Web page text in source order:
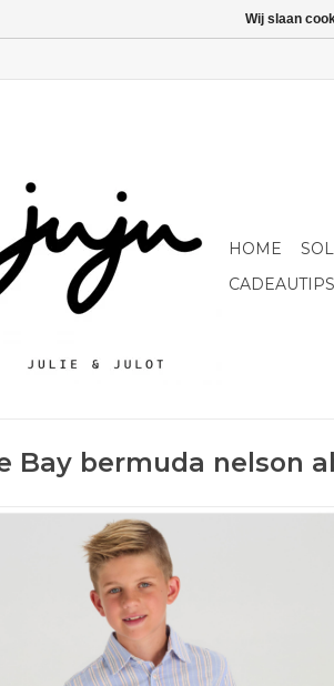
HOME
CADEAUTIPS
Bay bermuda nelson
Wij slaan